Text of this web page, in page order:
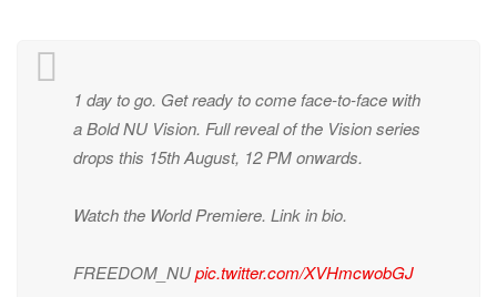
1 day to go. Get ready to come face-to-face with
a Bold NU Vision. Full reveal of the Vision series
drops this 15th August, 12 PM onwards.
Watch the World Premiere. Link in bio.
FREEDOM_NUpic.twitter.com/XVHmcwobGJ